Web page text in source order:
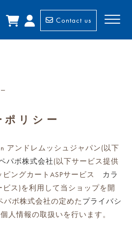
Contact us
リシー
アンドレムッシュジャパン(以下
パボ株式会社(以下サービス提供
ングカートASPサービス カラ
ビス)を利用して当ショップを開
ボ株式会社の定めたプライバシ
人情報の取扱いを行います。